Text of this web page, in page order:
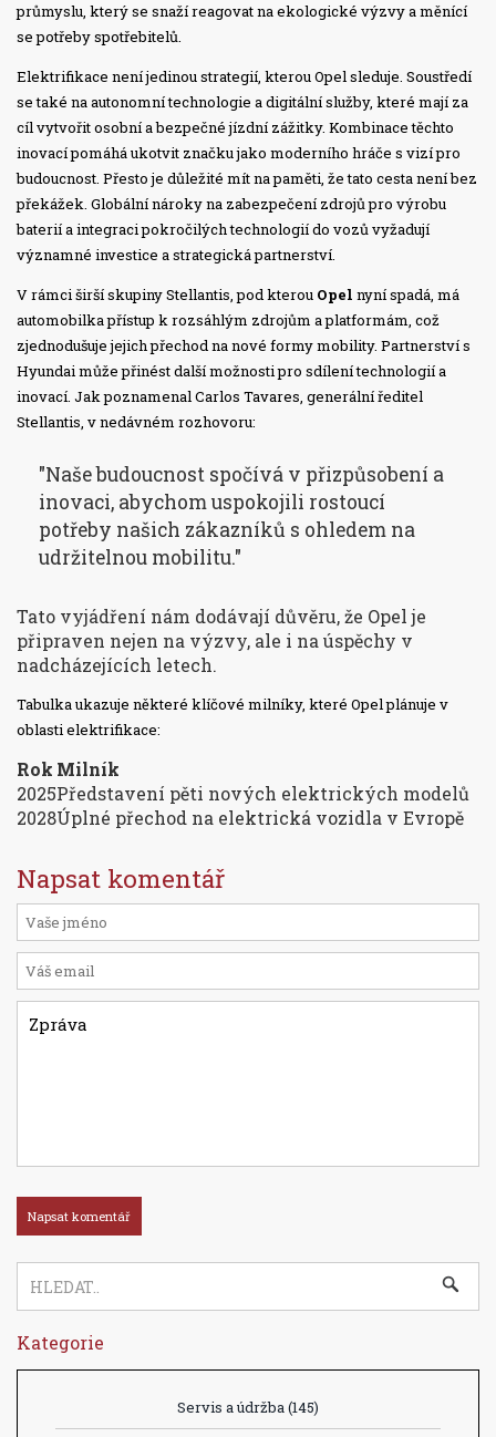
průmyslu, který se snaží reagovat na ekologické výzvy a měnící
se potřeby spotřebitelů.
Elektrifikace není jedinou strategií, kterou Opel sleduje. Soustředí
se také na autonomní technologie a digitální služby, které mají za
cíl vytvořit osobní a bezpečné jízdní zážitky. Kombinace těchto
inovací pomáhá ukotvit značku jako moderního hráče s vizí pro
budoucnost. Přesto je důležité mít na paměti, že tato cesta není bez
překážek. Globální nároky na zabezpečení zdrojů pro výrobu
baterií a integraci pokročilých technologií do vozů vyžadují
významné investice a strategická partnerství.
V rámci širší skupiny Stellantis, pod kterou Opel nyní spadá, má
automobilka přístup k rozsáhlým zdrojům a platformám, což
zjednodušuje jejich přechod na nové formy mobility. Partnerství s
Hyundai může přinést další možnosti pro sdílení technologií a
inovací. Jak poznamenal Carlos Tavares, generální ředitel
Stellantis, v nedávném rozhovoru:
"Naše budoucnost spočívá v přizpůsobení a
inovaci, abychom uspokojili rostoucí
potřeby našich zákazníků s ohledem na
udržitelnou mobilitu."
Tato vyjádření nám dodávají důvěru, že Opel je
připraven nejen na výzvy, ale i na úspěchy v
nadcházejících letech.
Tabulka ukazuje některé klíčové milníky, které Opel plánuje v
oblasti elektrifikace:
Rok Milník
2025Představení pěti nových elektrických modelů
2028Úplné přechod na elektrická vozidla v Evropě
Napsat komentář
Kategorie
Servis a údržba(145)